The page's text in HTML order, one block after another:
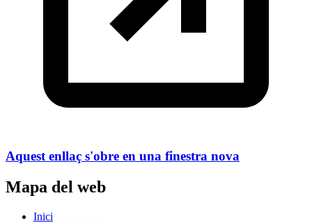
Aquest enllaç s'obre en una finestra nova
Mapa del web
Inici